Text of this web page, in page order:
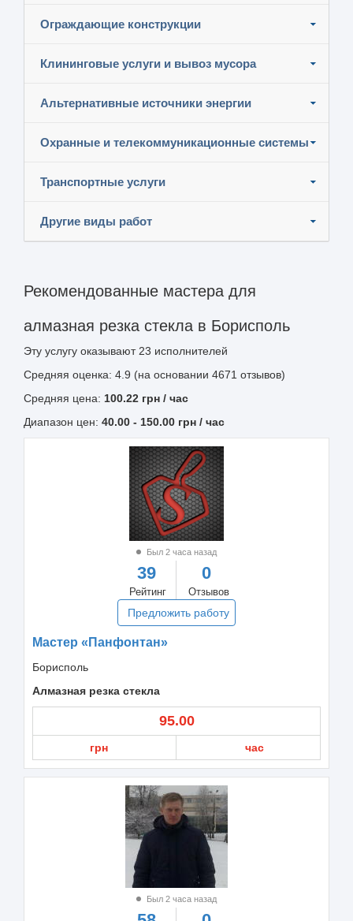
Ограждающие конструкции
Клининговые услуги и вывоз мусора
Альтернативные источники энергии
Охранные и телекоммуникационные системы
Транспортные услуги
Другие виды работ
Рекомендованные мастера для
алмазная резка стекла в Борисполь
Эту услугу оказывают 23 исполнителей
Средняя оценка: 4.9 (на основании 4671 отзывов)
Средняя цена: 100.22 грн / час
Диапазон цен: 40.00 - 150.00 грн / час
Был 2 часа назад
39
Рейтинг
0
Отзывов
Предложить работу
Мастер «Панфонтан»
Борисполь
Алмазная резка стекла
95.00
грн час
Был 2 часа назад